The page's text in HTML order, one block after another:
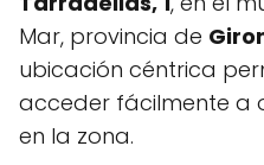
Mar, provincia de
ubicación céntrica
acceder fácilmente a
en la zona.